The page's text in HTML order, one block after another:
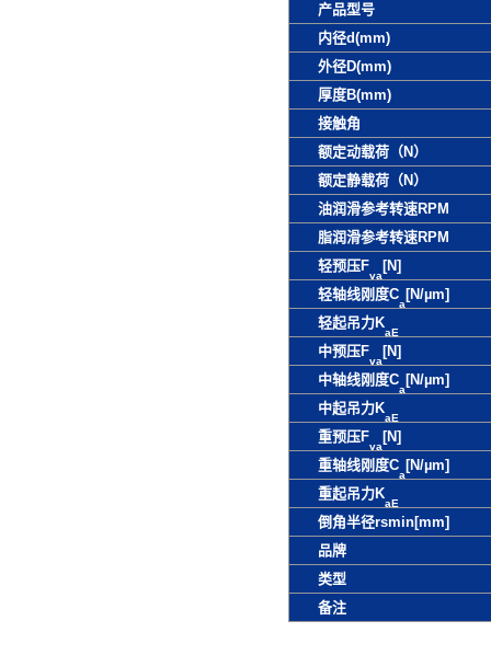
产品型号
内径d(mm)
外径D(mm)
厚度B(mm)
接触角
额定动载荷（N）
额定静载荷（N）
油润滑参考转速RPM
脂润滑参考转速RPM
轻预压F
va
[N]
轻轴线刚度C
a
[N/µm]
轻起吊力K
aE
中预压F
va
[N]
中轴线刚度C
a
[N/µm]
中起吊力K
aE
重预压F
va
[N]
重轴线刚度C
a
[N/µm]
重起吊力K
aE
倒角半径rsmin[mm]
品牌
类型
备注